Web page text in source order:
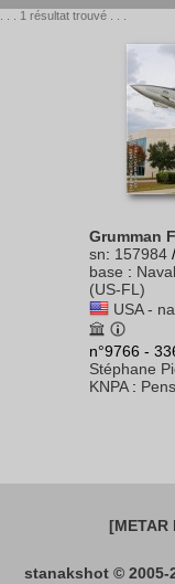
. . . 1 résultat trouvé . . .
Grumman
sn: 157984 /
base :
(US-FL)
USA -
n°9766 -
Stéphane
KNPA:
[METAR
stanakshot © 2005-